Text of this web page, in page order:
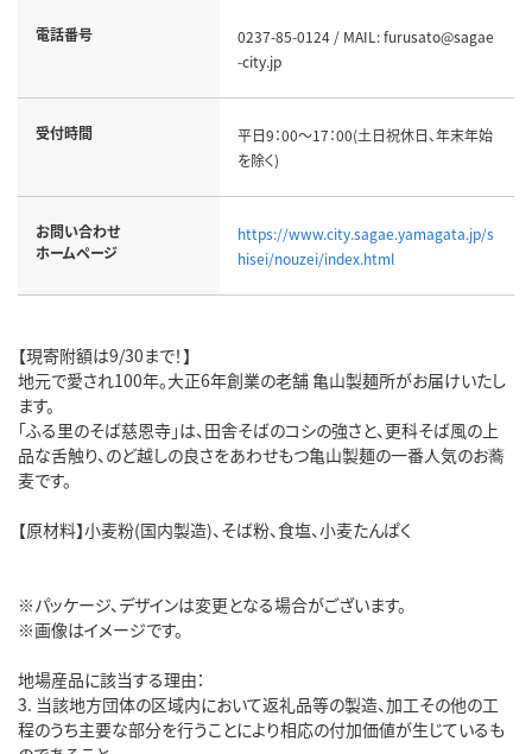
電話番号
0237-85-0124 / MAIL: furusato@sagae
-city.jp
受付時間
平日9：00～17：00(土日祝休日、年末年始
を除く)
お問い合わせ
ホームページ
https://www.city.sagae.yamagata.jp/s
hisei/nouzei/index.html
【現寄附額は9/30まで！】
地元で愛され100年。大正6年創業の老舗 亀山製麺所がお届けいたし
ます。
「ふる里のそば慈恩寺」は、田舎そばのコシの強さと、更科そば風の上
品な舌触り、のど越しの良さをあわせもつ亀山製麺の一番人気のお蕎
麦です。
【原材料】小麦粉(国内製造)、そば粉、食塩、小麦たんぱく
※パッケージ、デザインは変更となる場合がございます。
※画像はイメージです。
地場産品に該当する理由：
3. 当該地方団体の区域内において返礼品等の製造、加工その他の工
程のうち主要な部分を行うことにより相応の付加価値が生じているも